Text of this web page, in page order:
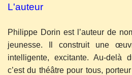
L'auteur
Philippe Dorin est l’auteur de
jeunesse. Il construit une
intelligente, excitante. Au-delà
c’est du théâtre pour tous,